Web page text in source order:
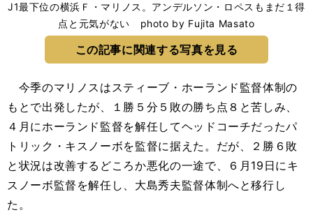
J1最下位の横浜Ｆ・マリノス。アンデルソン・ロペスもまだ１得
点と元気がない photo by Fujita Masato
この記事に関連する写真を見る
今季のマリノスはスティーブ・ホーランド監督体制の
もとで出発したが、１勝５分５敗の勝ち点８と苦しみ、
４月にホーランド監督を解任してヘッドコーチだったパ
トリック・キスノーボを監督に据えた。だが、２勝６敗
と状況は改善するどころか悪化の一途で、６月19日にキ
スノーボ監督を解任し、大島秀夫監督体制へと移行し
た。